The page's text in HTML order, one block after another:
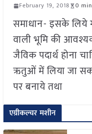
February 19, 2018 0
समाधान- इसके लिये
वाली भूमि की
जैविक पदार्थ होना
ऋतुओं में लिया जा
पर बनाये तथा
एग्रीकल्चर मशीन